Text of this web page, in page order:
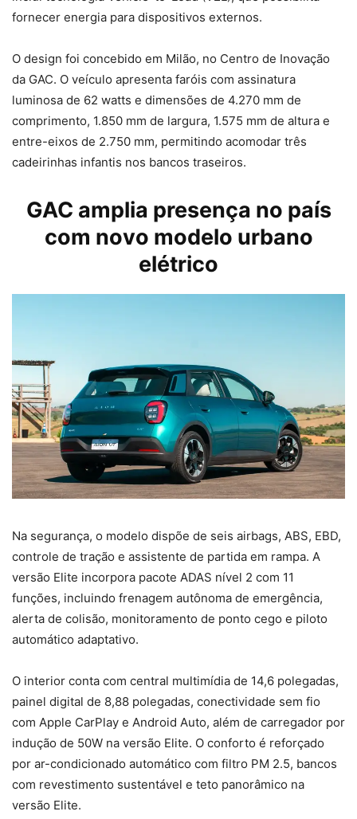
fornecer energia para dispositivos externos.
O design foi concebido em Milão, no Centro de Inovação
da GAC. O veículo apresenta faróis com assinatura
luminosa de 62 watts e dimensões de 4.270 mm de
comprimento, 1.850 mm de largura, 1.575 mm de altura e
entre-eixos de 2.750 mm, permitindo acomodar três
cadeirinhas infantis nos bancos traseiros.
GAC amplia presença no país
com novo modelo urbano
elétrico
Na segurança, o modelo dispõe de seis airbags, ABS, EBD,
controle de tração e assistente de partida em rampa. A
versão Elite incorpora pacote ADAS nível 2 com 11
funções, incluindo frenagem autônoma de emergência,
alerta de colisão, monitoramento de ponto cego e piloto
automático adaptativo.
O interior conta com central multimídia de 14,6 polegadas,
painel digital de 8,88 polegadas, conectividade sem fio
com Apple CarPlay e Android Auto, além de carregador por
indução de 50W na versão Elite. O conforto é reforçado
por ar-condicionado automático com filtro PM 2.5, bancos
com revestimento sustentável e teto panorâmico na
versão Elite.